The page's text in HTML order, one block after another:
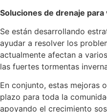
Soluciones de drenaje
Se están desarrollando
ayudar a resolver los
actualmente afectan a
las fuertes tormentas
En conjunto, estas mejoras
plazo para toda la
apoyando el crecimiento